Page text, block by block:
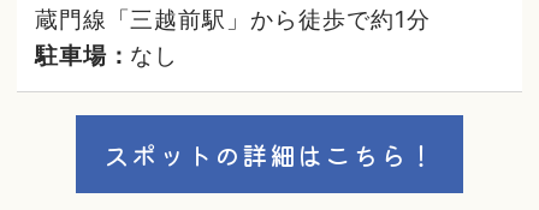
蔵門線「三越前駅」から徒歩で約1分
駐車場： なし
スポットの詳細はこちら！